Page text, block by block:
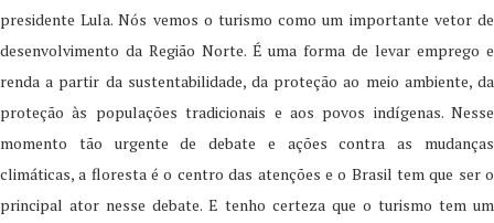
presidente Lula. Nós vemos o turismo como um importante vetor de
desenvolvimento da Região Norte. É uma forma de levar emprego e
renda a partir da sustentabilidade, da proteção ao meio ambiente, da
proteção às populações tradicionais e aos povos indígenas. Nesse
momento tão urgente de debate e ações contra as mudanças
climáticas, a floresta é o centro das atenções e o Brasil tem que ser o
principal ator nesse debate. E tenho certeza que o turismo tem um